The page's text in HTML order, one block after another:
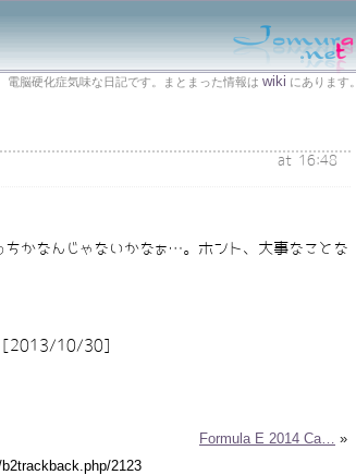
電脳硬化症気味な日記です。まとまった情報は wiki にあります。
at 16:48
かなんじゃないかなぁ…。ホント、大事なことな
[2013/10/30]
Formula E 2014 Ca… »